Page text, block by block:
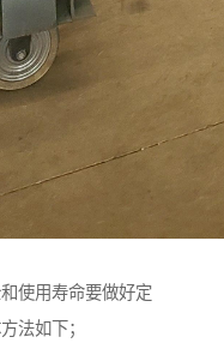
使用寿命要做好定
法如下；